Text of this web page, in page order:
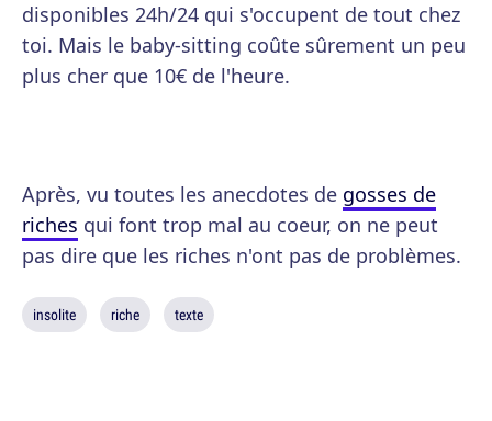
disponibles 24h/24 qui s'occupent de tout chez
toi. Mais le baby-sitting coûte sûrement un peu
plus cher que 10€ de l'heure.
Après, vu toutes les anecdotes de gosses de
riches qui font trop mal au coeur, on ne peut
pas dire que les riches n'ont pas de problèmes.
insolite riche texte